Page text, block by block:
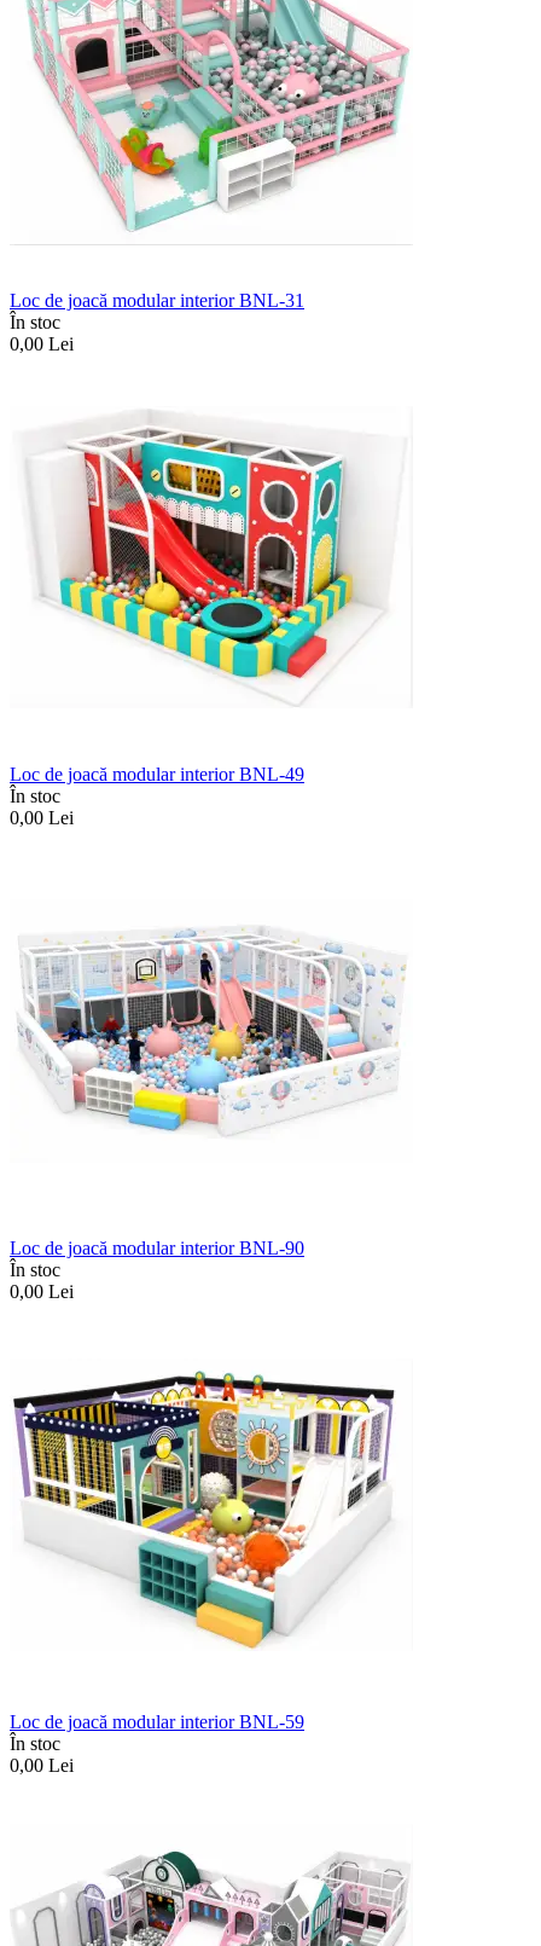
Loc de joacă modular interior BNL-31
În stoc
0,00 Lei
Loc de joacă modular interior BNL-49
În stoc
0,00 Lei
Loc de joacă modular interior BNL-90
În stoc
0,00 Lei
Loc de joacă modular interior BNL-59
În stoc
0,00 Lei